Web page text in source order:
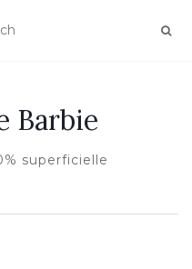
Barbie
superficielle